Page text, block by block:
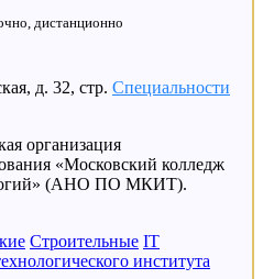
дистанционно
Специальности
д. 32, стр.
организация
«Московский колледж
(АНО ПО МКИТ).
Строительные IT